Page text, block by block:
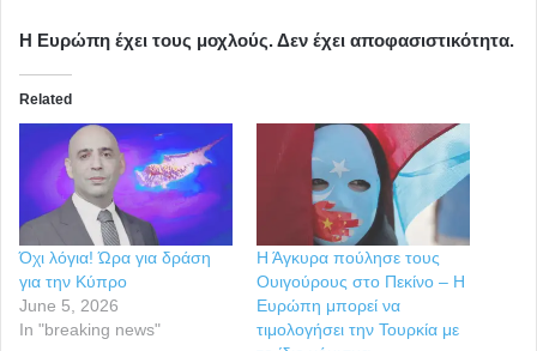
Η Ευρώπη έχει τους μοχλούς. Δεν έχει αποφασιστικότητα.
Related
Όχι λόγια! Ώρα για δράση
για την Κύπρο
June 5, 2026
In "breaking news"
Η Άγκυρα πούλησε τους
Ουιγούρους στο Πεκίνο – Η
Ευρώπη μπορεί να
τιμολογήσει την Τουρκία με